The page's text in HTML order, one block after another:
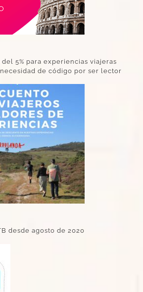
5% para experiencias viajeras
de código por ser lector
desde agosto de 2020